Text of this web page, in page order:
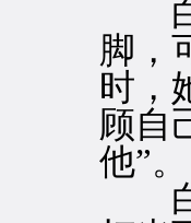
白
脚，
时，
顾自
他”。
白